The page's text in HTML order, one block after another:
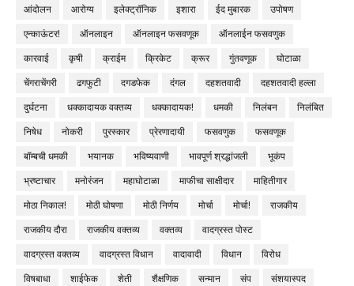
आंदोलन
आरोग्य इलेक्ट्रॉनिक इशारा ईद मुबारक
उपोषण
एन्काऊंटर!
ऑनलाइन ऑनलाइन फसवणूक
ऑनलाईन फसवणुक
कारवाई
कृषी क्राईम क्रिकेट क्रूर गुंतवणूक
घोटाळा
चेंगराचेंगरी
ढगफुटी दगडफेक दंगल दहशतवादी
दहशतवादी हल्ला
दुर्घटना
धक्कादायक वक्तव्य धक्कादायक! धमकी निलंबन
निलंबित
निषेध
नोकरी पुरस्कार प्रेरणादायी फसवणुक
फसवणूक
बॉम्बची धमकी
भयानक भविष्यवाणी भावपूर्ण श्रद्धांजली
भूकंप
भ्रष्टाचार
मनोरंजन महाघोटाळा माफीचा साक्षीदार
माहितीगार
मोठा निकाल!
मोठी घोषणा मोठी निर्णय मोर्चा मोर्चा!
राजकीय
राजकीय दौरा
राजकीय वक्तव्य वक्तव्य
वादग्रस्त पोस्ट
वादग्रस्त वक्तव्य
वादग्रस्त विधान वादावादी विधान
विरोध
विषबाधा
शाईफेक शेती शैक्षणिक सन्मान संप
संशयास्पद